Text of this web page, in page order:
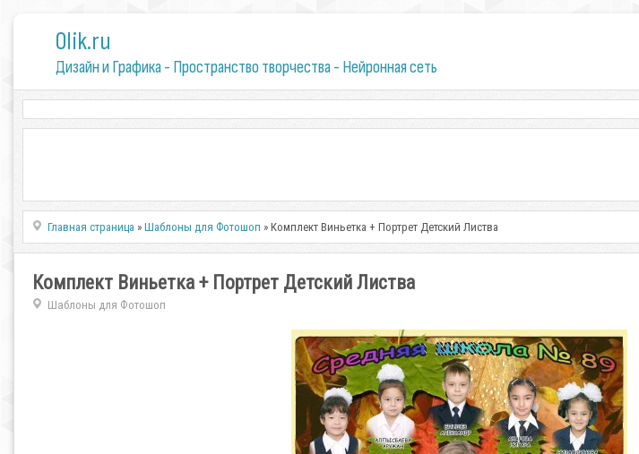
0lik.ru
Дизайн и Графика - Пространство творчества - Нейронная сеть
Главная страница »Шаблоны для Фотошоп » Комплект Виньетка + Портрет Детский Листва
Комплект Виньетка + Портрет Детский Листва
Шаблоны для Фотошоп